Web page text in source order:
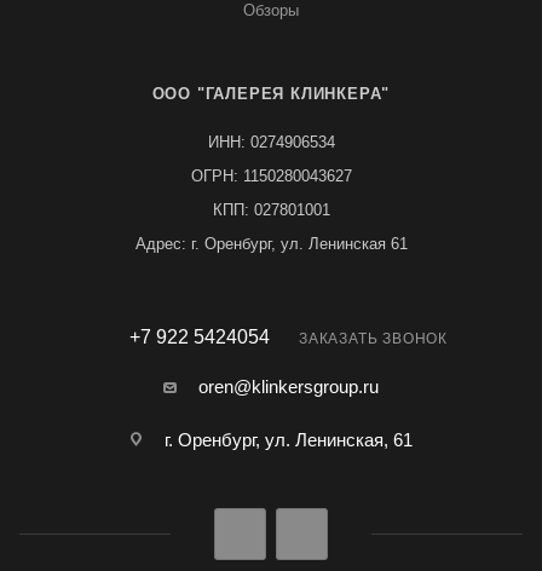
Обзоры
ООО "ГАЛЕРЕЯ КЛИНКЕРА"
ИНН: 0274906534
ОГРН: 1150280043627
КПП: 027801001
Адрес: г. Оренбург, ул. Ленинская 61
+7 922 5424054 ЗАКАЗАТЬ ЗВОНОК
oren@klinkersgroup.ru
г. Оренбург, ул. Ленинская, 61